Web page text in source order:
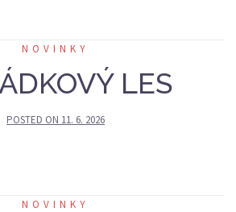
NOVINKY
LES
POSTED ON 11. 6. 2026
NOVINKY